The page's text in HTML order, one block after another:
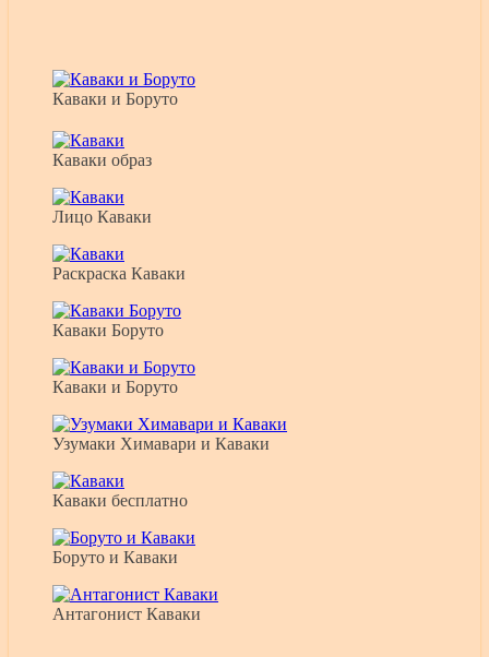
Каваки и Боруто
Каваки образ
Лицо Каваки
Раскраска Каваки
Каваки Боруто
Каваки и Боруто
Узумаки Химавари и Каваки
Каваки бесплатно
Боруто и Каваки
Антагонист Каваки